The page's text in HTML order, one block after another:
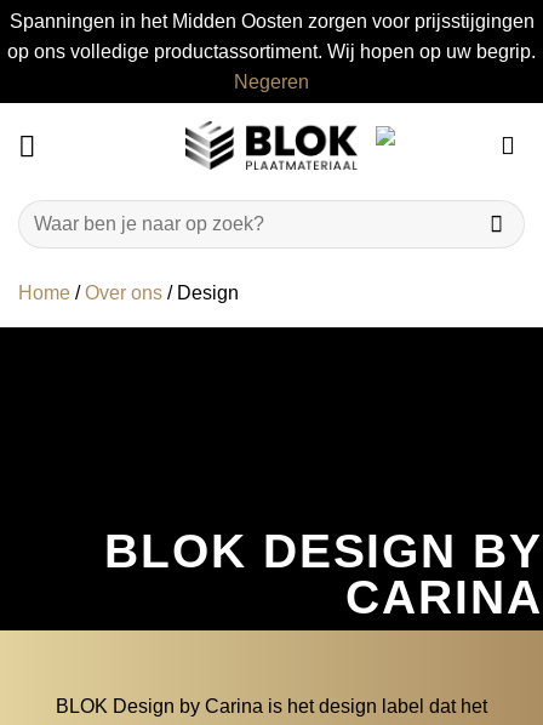
Spanningen in het Midden Oosten zorgen voor prijsstijgingen
op ons volledige productassortiment. Wij hopen op uw begrip.
Negeren
Zoeken
naar:
Home /Over ons / Design
BLOK DESIGN BY
CARINA
BLOK Design by Carina is het design label dat het